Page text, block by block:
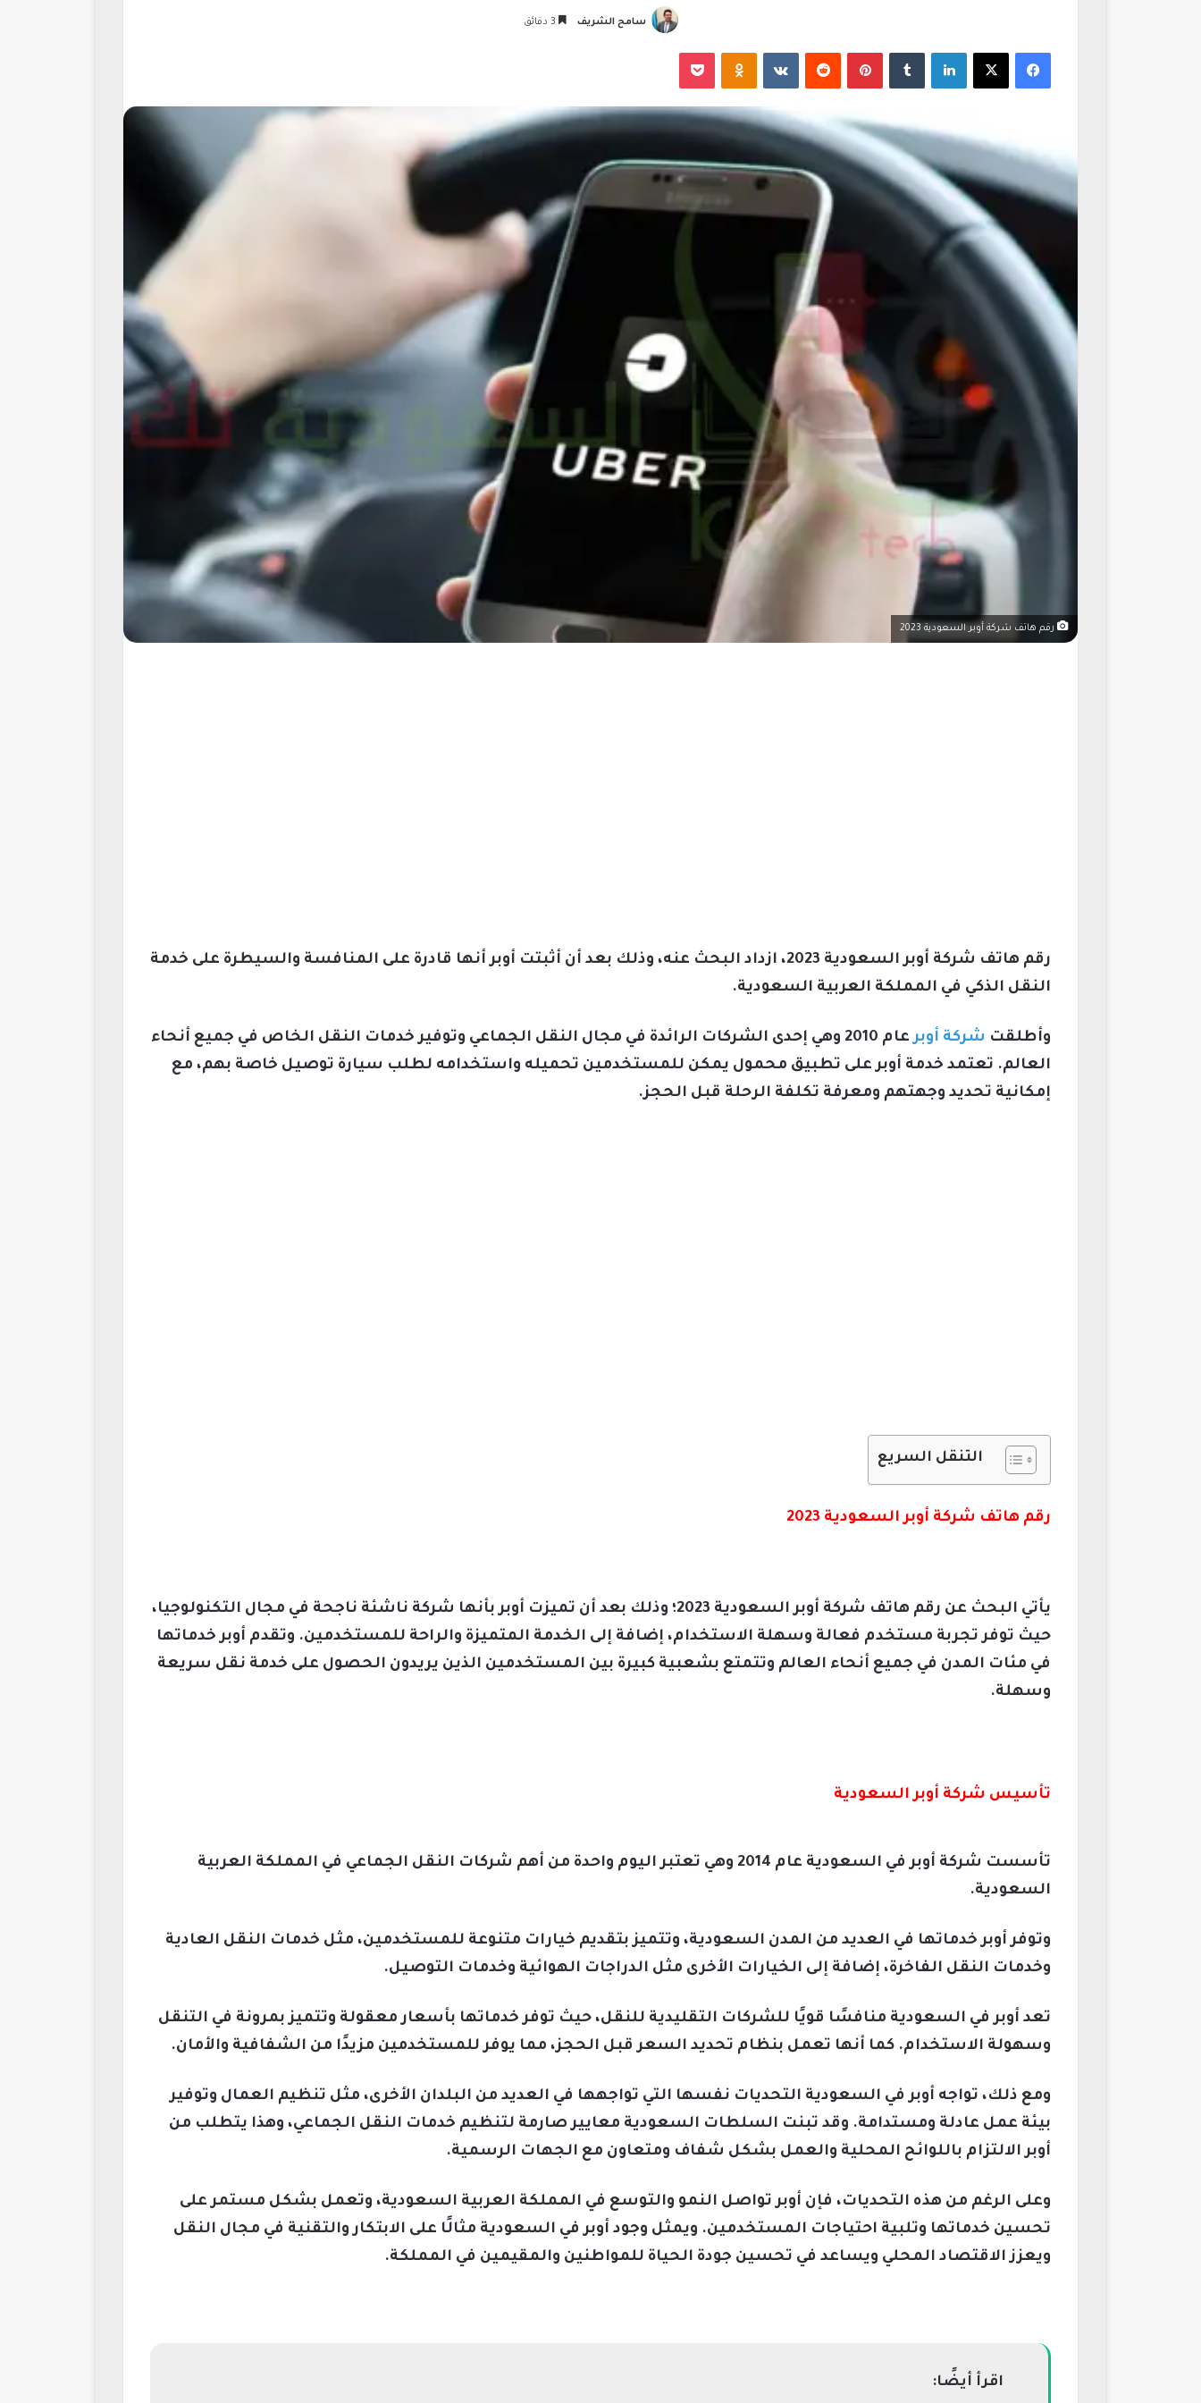
سامح الشريف
فيسبوك لينكدإن بينتيريست
رقم هاتف شركة أوبر السعودية 2023
رقم هاتف شركة أوبر السعودية 2023، ازداد البحث عنه، وذلك بعد أن أثبتت أوبر أنها قادرة على المنافسة والسيطرة على خدمة
النقل الذكي في المملكة العربية السعودية.
وأطلقت شركة أوبر
عام 2010 وهي إحدى الشركات الرائدة في مجال النقل الجماعي وتوفير خدمات النقل الخاص في جميع أنحاء
العالم. تعتمد خدمة أوبر على تطبيق محمول يمكن للمستخدمين تحميله واستخدامه لطلب سيارة توصيل خاصة بهم، مع
إمكانية تحديد وجهتهم ومعرفة تكلفة الرحلة قبل الحجز.
التنقل السريع
رقم هاتف شركة أوبر السعودية 2023
يأتي البحث عن رقم هاتف شركة أوبر السعودية 2023؛ وذلك بعد أن تميزت أوبر بأنها شركة ناشئة ناجحة في مجال التكنولوجيا،
حيث توفر تجربة مستخدم فعالة وسهلة الاستخدام، إضافة إلى الخدمة المتميزة والراحة للمستخدمين. وتقدم أوبر خدماتها
في مئات المدن في جميع أنحاء العالم وتتمتع بشعبية كبيرة بين المستخدمين الذين يريدون الحصول على خدمة نقل سريعة
وسهلة.
تأسيس شركة أوبر السعودية
تأسست شركة أوبر في السعودية عام 2014 وهي تعتبر اليوم واحدة من أهم شركات النقل الجماعي في المملكة العربية
السعودية.
وتوفر أوبر خدماتها في العديد من المدن السعودية، وتتميز بتقديم خيارات متنوعة للمستخدمين، مثل خدمات النقل العادية
وخدمات النقل الفاخرة، إضافة إلى الخيارات الأخرى مثل الدراجات الهوائية وخدمات التوصيل.
تعد أوبر في السعودية منافسًا قويًا للشركات التقليدية للنقل، حيث توفر خدماتها بأسعار معقولة وتتميز بمرونة في التنقل
وسهولة الاستخدام. كما أنها تعمل بنظام تحديد السعر قبل الحجز، مما يوفر للمستخدمين مزيدًا من الشفافية والأمان.
ومع ذلك، تواجه أوبر في السعودية التحديات نفسها التي تواجهها في العديد من البلدان الأخرى، مثل تنظيم العمال وتوفير
بيئة عمل عادلة ومستدامة. وقد تبنت السلطات السعودية معايير صارمة لتنظيم خدمات النقل الجماعي، وهذا يتطلب من
أوبر الالتزام باللوائح المحلية والعمل بشكل شفاف ومتعاون مع الجهات الرسمية.
وعلى الرغم من هذه التحديات، فإن أوبر تواصل النمو والتوسع في المملكة العربية السعودية، وتعمل بشكل مستمر على
تحسين خدماتها وتلبية احتياجات المستخدمين. ويمثل وجود أوبر في السعودية مثالًا على الابتكار والتقنية في مجال النقل
ويعزز الاقتصاد المحلي ويساعد في تحسين جودة الحياة للمواطنين والمقيمين في المملكة.
اقرأ أيضًا: